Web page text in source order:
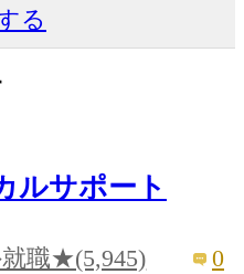
る
サポート
職★(5,945) 0